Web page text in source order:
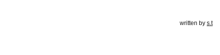
written by s.t